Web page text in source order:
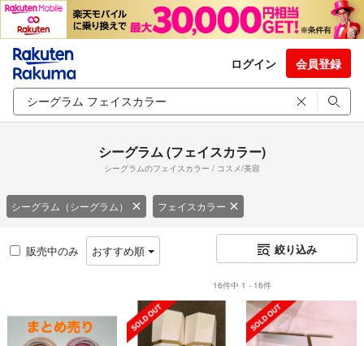
ログイン 会員登録
シーグラム (フェイスカラー)
シーグラムのフェイスカラー / コスメ/美容
シーグラム（シーグラム） フェイスカラー
販売中のみ おすすめ順 絞り込み
16件中 1 - 16件